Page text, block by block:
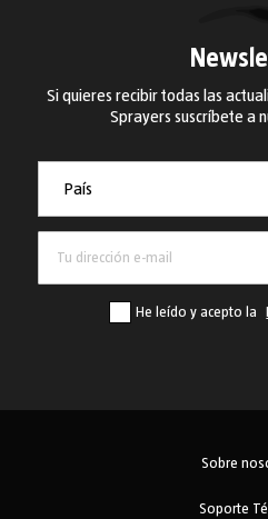
Si quieres recibir todas las
Sprayers suscríbete a
País
He leído y acepto la
Sobre
Soporte